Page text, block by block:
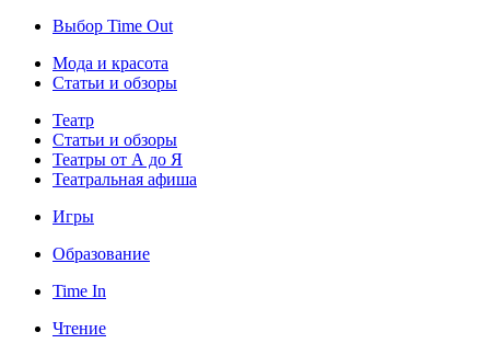
Выбор Time Out
Мода и красота
Статьи и обзоры
Театр
Статьи и обзоры
Театры от А до Я
Театральная афиша
Игры
Образование
Time In
Чтение